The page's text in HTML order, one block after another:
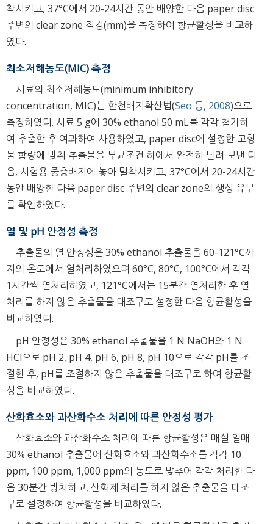
착시키고, 37°C에서 20-24시간 동안 배양한 다음 paper disc
주변의 clear zone 직경(mm)을 측정하여 항균활성을 비교하
였다.
최소저해농도(MIC) 측정
시료의 최소저해농도(minimum inhibitory
concentration, MIC)는 한천배지확산법(Seo 등, 2008)으로
측정하였다. 시료 5 g에 30% ethanol 50 mL를 각각 첨가하
여 추출한 후 여과하여 사용하였고, paper disc에 설정한 고형
물 함량에 맞춰 추출물을 무균조건 하에서 완전히 날려 보낸 다
음, 시험용 중층배지에 놓아 밀착시키고, 37°C에서 20-24시간
동안 배양한 다음 paper disc 주변의 clear zone의 생성 유무
를 확인하였다.
열 및 pH 안정성 측정
추출물의 열 안정성은 30% ethanol 추출물을 60-121°C까
지의 온도에서 열처리하였으며 60°C, 80°C, 100°C에서 각각
1시간씩 열처리하였고, 121°C에서는 15분간 열처리한 후 열
처리를 하지 않은 추출물을 대조구로 설정한 다음 항균활성을
비교하였다.
pH 안정성은 30% ethanol 추출물을 1 N NaOH와 1 N
HCl으로 pH 2, pH 4, pH 6, pH 8, pH 10으로 각각 pH를 조
절한 후, pH를 조절하지 않은 추출물을 대조구로 하여 항균활
성을 비교하였다.
산화효소와 과산화수소 처리에 따른 안정성 평가
산화효소와 과산화수소 처리에 따른 항균활성은 매실 열매
30% ethanol 추출물에 산화효소와 과산화수소를 각각 10
ppm, 100 ppm, 1,000 ppm의 농도로 맞추어 각각 처리한 다
음 30분간 방치하고, 산화제 처리를 하지 않은 추출물을 대조
구로 설정하여 항균활성을 비교하였다.